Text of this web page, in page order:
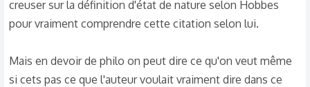
creuser sur la définition d'état de nature selon Hobbes
pour vraiment comprendre cette citation selon lui.
Mais en devoir de philo on peut dire ce qu'on veut même
si cets pas ce que l'auteur voulait vraiment dire dans ce